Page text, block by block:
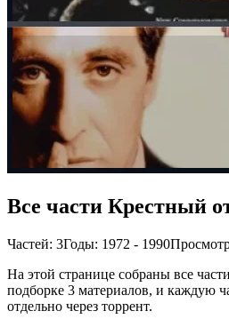
Все части Крестный
Частей: 3Годы: 1972 - 1990
На этой странице собраны все
подборке 3 материалов, и каждую
отдельно через торрент.